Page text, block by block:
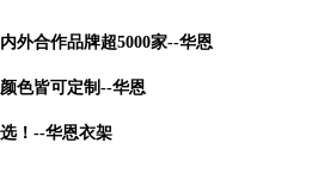
外合作品牌超5000家--华恩
色皆可定制--华恩
！--华恩衣架